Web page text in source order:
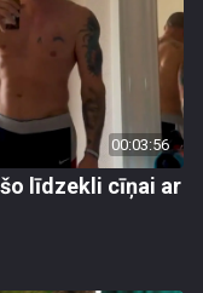
00:03:56
līdzekli cīņai ar